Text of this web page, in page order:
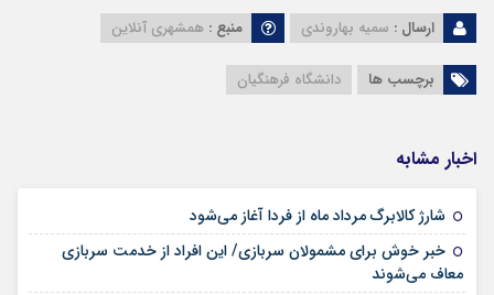
ارسال : سمیه بهاروندی منبع : همشهری آنلاین
برچسب ها دانشگاه فرهنگیان
اخبار مشابه
شارژ کالابرگ مرداد ماه از فردا آغاز می‌شود
خبر خوش برای مشمولان سربازی/ این افراد از خدمت سربازی
معاف می‌شوند